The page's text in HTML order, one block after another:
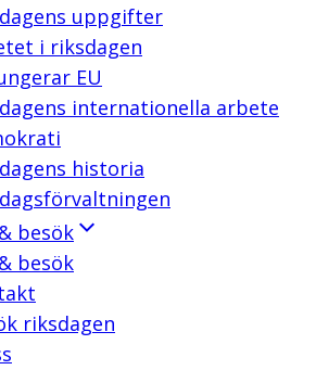
uppgifter
i riksdagen
EU
internationella arbete
historia
besök
besök
riksdagen